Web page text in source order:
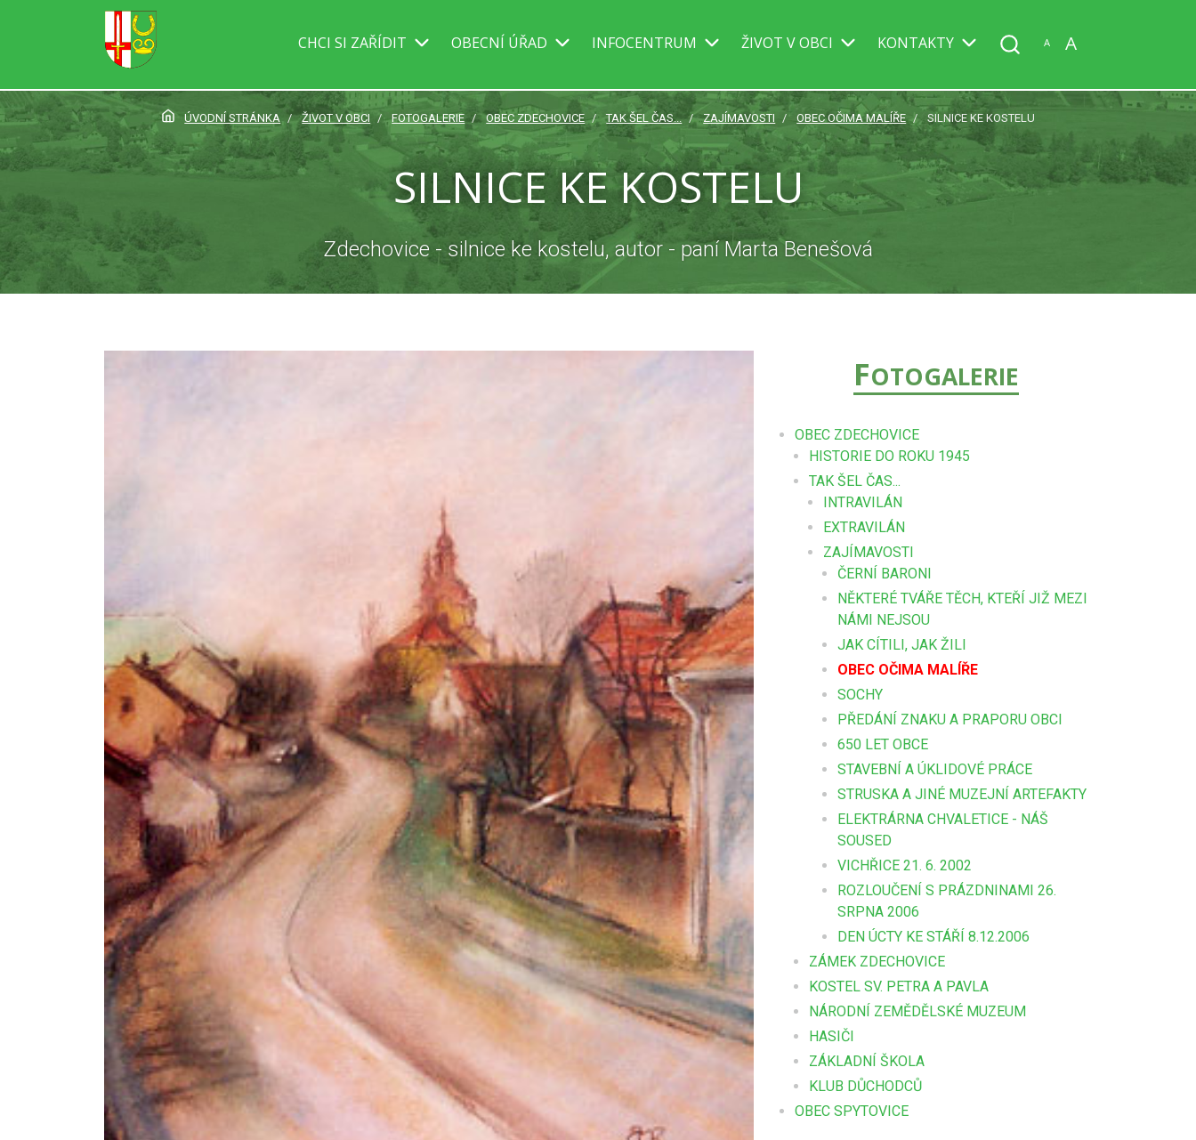
CHCI SI ZAŘÍDIT OBECNÍ ÚŘAD INFOCENTRUM ŽIVOT V OBCI KONTAKTY A A
ÚVODNÍ STRÁNKA ŽIVOT V OBCI FOTOGALERIE OBEC ZDECHOVICE TAK ŠEL ČAS... ZAJÍMAVOSTI OBEC OČIMA MALÍŘE SILNICE KE KOSTELU
SILNICE KE KOSTELU
Zdechovice - silnice ke kostelu, autor - paní Marta Benešová
FOTOGALERIE
OBEC ZDECHOVICE
HISTORIE DO ROKU 1945
TAK ŠEL ČAS...
INTRAVILÁN
EXTRAVILÁN
ZAJÍMAVOSTI
ČERNÍ BARONI
NĚKTERÉ TVÁŘE TĚCH, KTEŘÍ JIŽ MEZI
NÁMI NEJSOU
JAK CÍTILI, JAK ŽILI
OBEC OČIMA MALÍŘE
SOCHY
PŘEDÁNÍ ZNAKU A PRAPORU OBCI
650 LET OBCE
STAVEBNÍ A ÚKLIDOVÉ PRÁCE
STRUSKA A JINÉ MUZEJNÍ ARTEFAKTY
ELEKTRÁRNA CHVALETICE - NÁŠ
SOUSED
VICHŘICE 21. 6. 2002
ROZLOUČENÍ S PRÁZDNINAMI 26.
SRPNA 2006
DEN ÚCTY KE STÁŘÍ 8.12.2006
ZÁMEK ZDECHOVICE
KOSTEL SV. PETRA A PAVLA
NÁRODNÍ ZEMĚDĚLSKÉ MUZEUM
HASIČI
ZÁKLADNÍ ŠKOLA
KLUB DŮCHODCŮ
OBEC SPYTOVICE